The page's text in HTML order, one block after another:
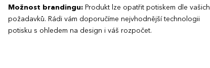
Možnost brandingu: Produkt lze opatřit potiskem dle vašich
požadavků. Rádi vám doporučíme nejvhodnější technologii
potisku s ohledem na design i váš rozpočet.